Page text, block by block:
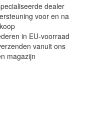
dealer
voor en na
in EU-voorraad
vanuit ons
magazijn